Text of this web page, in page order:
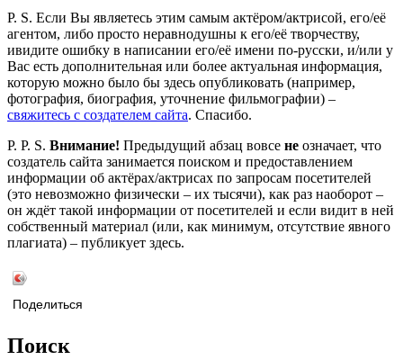
P. S. Если Вы являетесь этим самым актёром/актрисой, его/её
агентом, либо просто неравнодушны к его/её творчеству,
ивидите ошибку в написании его/её имени по-русски, и/или у
Вас есть дополнительная или более актуальная информация,
которую можно было бы здесь опубликовать (например,
фотография, биография, уточнение фильмографии) –
свяжитесь с создателем сайта. Спасибо.
P. P. S. Внимание! Предыдущий абзац вовсе не означает, что
создатель сайта занимается поиском и предоставлением
информации об актёрах/актрисах по запросам посетителей
(это невозможно физически – их тысячи), как раз наоборот –
он ждёт такой информации от посетителей и если видит в ней
собственный материал (или, как минимум, отсутствие явного
плагиата) – публикует здесь.
Поделиться
Поиск